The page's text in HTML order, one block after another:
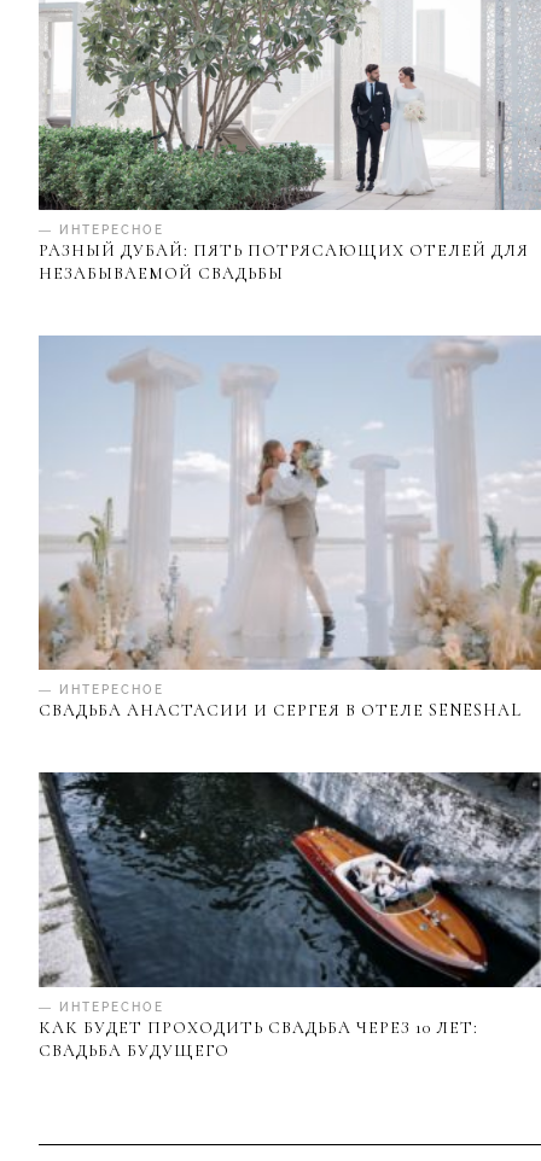
— ИНТЕРЕСНОЕ
РАЗНЫЙ ДУБАЙ: ПЯТЬ ПОТРЯСАЮЩИХ ОТЕЛЕЙ ДЛЯ
НЕЗАБЫВАЕМОЙ СВАДЬБЫ
— ИНТЕРЕСНОЕ
СВАДЬБА АНАСТАСИИ И СЕРГЕЯ В ОТЕЛЕ SENESHAL
— ИНТЕРЕСНОЕ
КАК БУДЕТ ПРОХОДИТЬ СВАДЬБА ЧЕРЕЗ 10 ЛЕТ:
СВАДЬБА БУДУЩЕГО